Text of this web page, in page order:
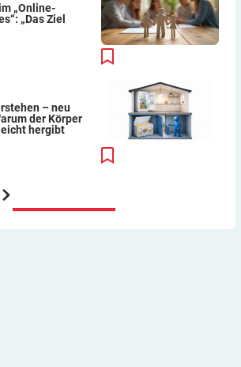
„Online-
„Das Ziel
– neu
der Körper
hergibt